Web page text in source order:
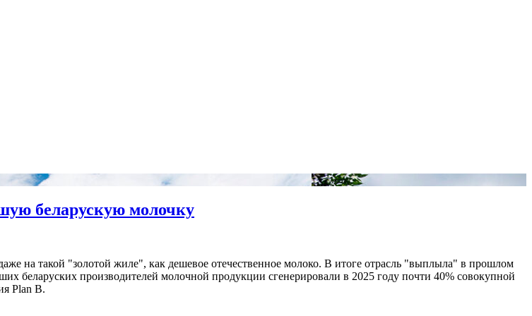
беларускую молочку
на такой "золотой жиле", как дешевое отечественное молоко. В итоге отрасль "выплыла" в прошлом
беларуских производителей молочной продукции сгенерировали в 2025 году почти 40% совокупной
Plan B.